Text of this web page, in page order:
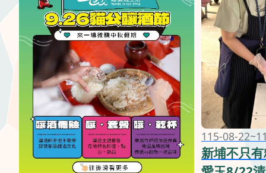
115-08-
新埔不只